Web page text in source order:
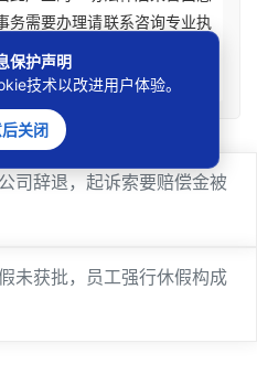
务需要办理请联系咨询专业执
本站刊载内容版权归原权利
理。
司辞退，起诉索要赔偿金被
未获批，员工强行休假构成
保护声明
技术以改进用户体验。
关闭